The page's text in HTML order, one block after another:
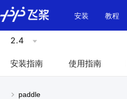
\u200E
安装
教程
2.4
安装指南 使用指南
paddle